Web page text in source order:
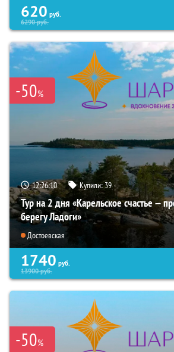
620 руб.
6290руб.
-50%
12:26:09 Купили:39
Тур на 2 дня «Карельское счастье —
берегу Ладоги»
Достоевская
1740 руб.
13900руб.
-50%